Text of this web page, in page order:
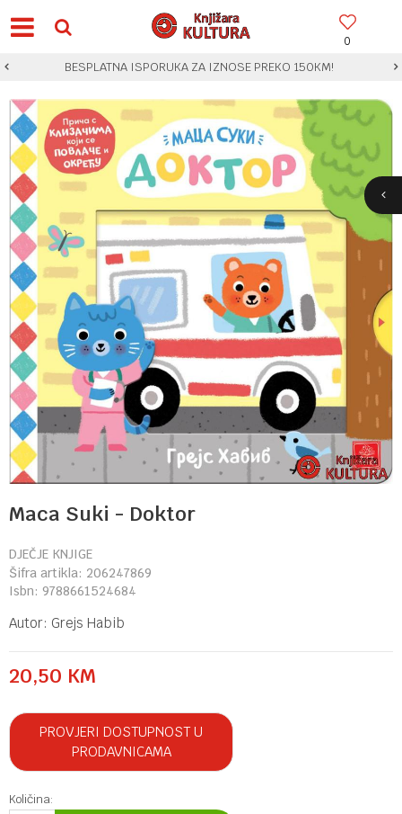
0
BESPLATNA ISPORUKA ZA IZNOSE PREKO 150KM!
Maca Suki - Doktor
DJEČJE KNJIGE
Šifra artikla: 206247869
Isbn: 9788661524684
Autor: Grejs Habib
20,50 KM
PROVJERI DOSTUPNOST U
PRODAVNICAMA
Količina: